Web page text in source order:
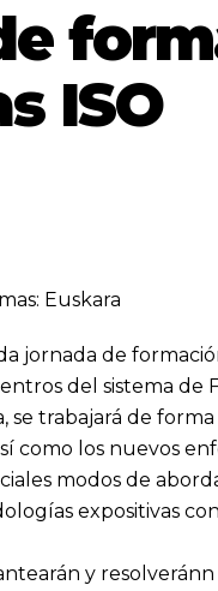
ISO
Euskara
jornada de
del sistema de
se trabajará de
como los nuevos
modos de
expositivas
y resolveránn